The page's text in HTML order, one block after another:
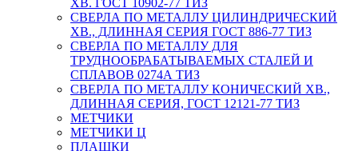
СВЕРЛА ПО МЕТАЛЛУ ЦИЛИНДРИЧЕСКИЙ
ХВ., ДЛИННАЯ СЕРИЯ ГОСТ 886-77 ТИЗ
СВЕРЛА ПО МЕТАЛЛУ ДЛЯ
ТРУДНООБРАБАТЫВАЕМЫХ СТАЛЕЙ И
СПЛАВОВ 0274А ТИЗ
СВЕРЛА ПО МЕТАЛЛУ КОНИЧЕСКИЙ ХВ.,
ДЛИННАЯ СЕРИЯ, ГОСТ 12121-77 ТИЗ
МЕТЧИКИ
МЕТЧИКИ Ц
ПЛАШКИ